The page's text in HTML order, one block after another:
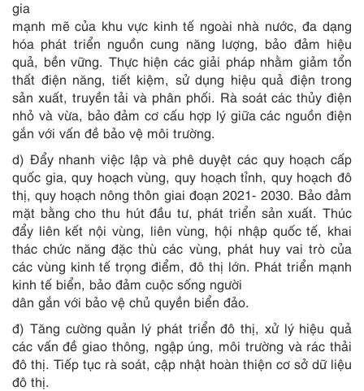
gia
mạnh mẽ của khu vực kinh tế ngoài nhà nước, đa dạng
hóa phát triển nguồn cung năng lượng, bảo đảm hiệu
quả, bền vững. Thực hiện các giải pháp nhằm giảm tổn
thất điện năng, tiết kiệm, sử dụng hiệu quả điện trong
sản xuất, truyền tải và phân phối. Rà soát các thủy điện
nhỏ và vừa, bảo đảm cơ cấu hợp lý giữa các nguồn điện
gắn với vấn đề bảo vệ môi trường.
d) Đẩy nhanh việc lập và phê duyệt các quy hoạch cấp
quốc gia, quy hoạch vùng, quy hoạch tỉnh, quy hoạch đô
thị, quy hoạch nông thôn giai đoạn 2021- 2030. Bảo đảm
mặt bằng cho thu hút đầu tư, phát triển sản xuất. Thúc
đẩy liên kết nội vùng, liên vùng, hội nhập quốc tế, khai
thác chức năng đặc thù các vùng, phát huy vai trò của
các vùng kinh tế trọng điểm, đô thị lớn. Phát triển mạnh
kinh tế biển, bảo đảm cuộc sống người
dân gắn với bảo vệ chủ quyền biển đảo.
đ) Tăng cường quản lý phát triển đô thị, xử lý hiệu quả
các vấn đề giao thông, ngập úng, môi trường và rác thải
đô thị. Tiếp tục rà soát, cập nhật hoàn thiện cơ sở dữ liệu
đô thị.